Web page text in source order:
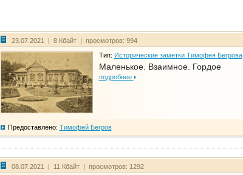
23.07.2021 | 8 Кбайт | просмотров: 994
Тип: Исторические заметки Тимофея Бегрова
Маленькое. Взаимное. Гордое
подробнее
Предоставлено: Тимофей Бегров
08.07.2021 | 11 Кбайт | просмотров: 1292